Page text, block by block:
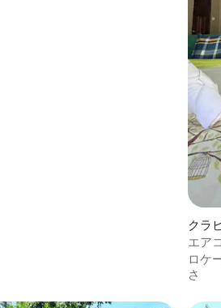
クラ
エア
ムの
ロケ
さ